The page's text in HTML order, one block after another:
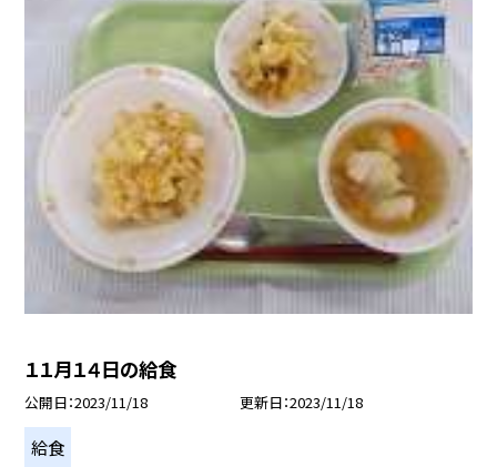
１１月１４日の給食
公開日 2023/11/18 更新日 2023/11/18
給食